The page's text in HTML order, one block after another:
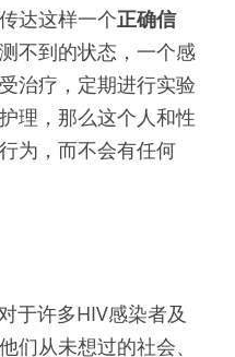
达这样一个正确信
不到的状态，一个感
治疗，定期进行实验
理，那么这个人和性
为，而不会有任何
于许多HIV感染者及
们从未想过的社会、